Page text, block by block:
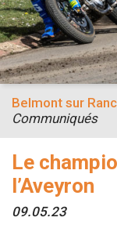
Le
l’Aveyron
09.05.23
Belmont sur
Communiqués